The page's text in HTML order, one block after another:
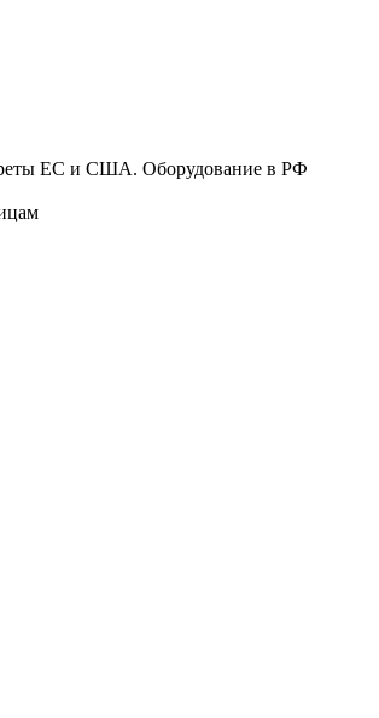
ЕС и США. Оборудование в РФ